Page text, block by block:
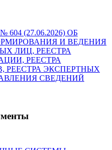
№ 604 (27.06.2026) ОБ
И ВЕДЕНИЯ
ЛИЦ, РЕЕСТРА
РЕЕСТРА
РЕЕСТРА ЭКСПЕРТНЫХ
СВЕДЕНИЙ